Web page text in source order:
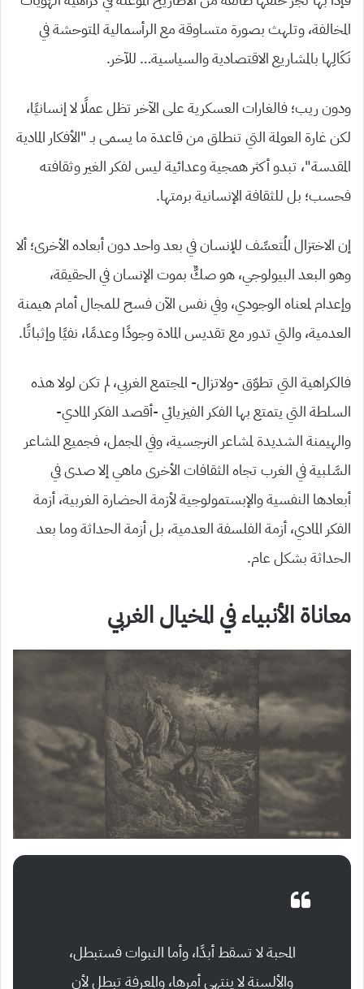
المخالفة، وتلهث بصورة متساوقة مع الرأسمالية المتوحشة في
نَكَالِها بالمشاريع الاقتصادية والسياسية… للآخر.
ودون ريب؛ فالغارات العسكرية على الآخر تظل عملًا لا إنسانيًا،
لكن غارة العولمة التي تنطلق من قاعدة ما يسمى بـ “الأفكار المادية
المقدسة”، تبدو أكثر همجية وعدائية ليس لفكر الغير وثقافته
فحسب؛ بل للثقافة الإنسانية برمتها.
إن الاختزال المُتعسِّف للإنسان في بعد واحد دون أبعاده الأخرى؛ ألا
وهو البعد البيولوجي، هو صكٌّ بموت الإنسان في الحقيقة،
وإعدام لمعناه الوجودي، وفي نفس الآن فسح للمجال أمام هيمنة
العدمية، والتي تدور مع تقديس المادة وجودًا وعدمًا، نفيًا وإثباتًا.
فالكراهية التي تطوّق -ولاتزال- المجتمع الغربي، لم تكن لولا هذه
السلطة التي يتمتع بها الفكر الفيزيائي -أقصد الفكر المادي-
والهيمنة الشديدة لمشاعر النرجسية، وفي المجمل، فجميع المشاعر
السَّلبية في الغرب تجاه الثقافات الأخرى ماهي إلا صدى في
أبعادها النفسية والإبستمولوجية لأزمة الحضارة الغربية، أزمة
الفكر المادي، أزمة الفلسفة العدمية، بل أزمة الحداثة وما بعد
الحداثة بشكل عام.
معاناة الأنبياء في المخيال الغربي
المحبة لا تسقط أبدًا، وأما النبوات فستبطل،
والألسنة لا ينتهي أمرها، والمعرفة تبطل لأن